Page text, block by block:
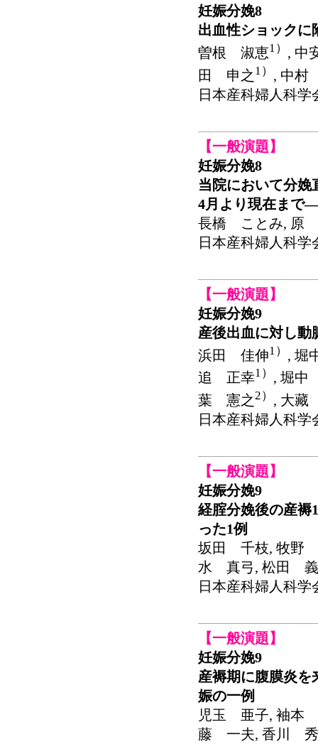
妊娠分娩8
出血性ショックに
曽根 淑恵1） , 中
田 申之 1） , 中
日本産科婦人科学
【一般演題】
妊娠分娩8
当院において分
4月より現在まで―
長橋 ことみ, 原
日本産科婦人科学
【一般演題】
妊娠分娩9
産後出血に対し動
浜田 佳伸1）
,
追 正幸1） , 堀
葉 憲之2） , 大
日本産科婦人科学
【一般演題】
妊娠分娩9
経腟分娩後の産褥
った1例
坂田 千枝, 牧野
水 真弓, 松田
日本産科婦人科学
【一般演題】
妊娠分娩9
産褥期に腹膜炎を
娠の一例
児玉 亜子, 袖本
藤 一夫, 香川